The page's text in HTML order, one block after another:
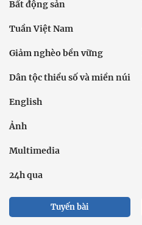
Bất động sản
Tuần Việt Nam
Giảm nghèo bền vững
Dân tộc thiểu số và miền núi
English
Ảnh
Multimedia
24h qua
Tuyến bài